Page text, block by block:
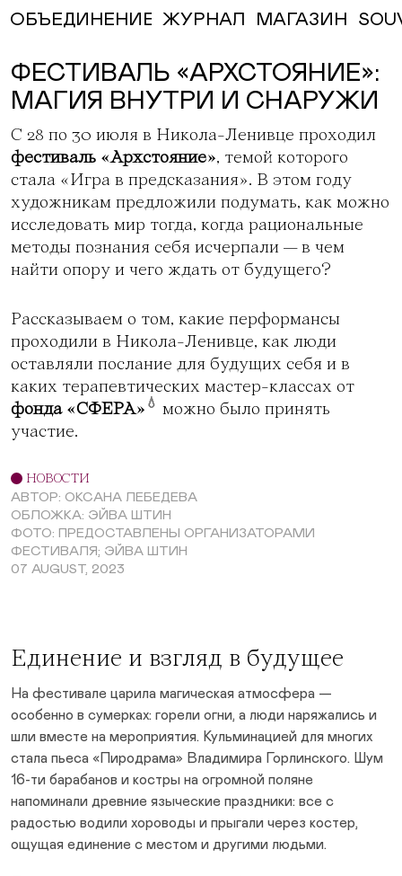
ОБЪЕДИНЕНИЕ ЖУРНАЛ МАГАЗИН
ФЕСТИВАЛЬ «АРХСТОЯНИЕ»:
МАГИЯ ВНУТРИ И СНАРУЖИ
НОВОСТИ
АВТОР: ОКСАНА ЛЕБЕДЕВА
ОБЛОЖКА: ЭЙВА ШТИН
ФОТО: ПРЕДОСТАВЛЕНЫ ОРГАНИЗАТОРАМИ
ФЕСТИВАЛЯ; ЭЙВА ШТИН
07 AUGUST, 2023
С 28 по 30 июля в Никола-Ленивце проходил
фестиваль «Архстояние», темой которого
стала «Игра в предсказания». В этом году
художникам предложили подумать, как можно
исследовать мир тогда, когда рациональные
методы познания себя исчерпали — в чем
найти опору и чего ждать от будущего?
Рассказываем о том, какие перформансы
проходили в Никола-Ленивце, как люди
оставляли послание для будущих себя и в
каких терапевтических мастер-классах от
фонда«СФЕРА» 💧 можно было принять
участие.
Единение и взгляд в будущее
На фестивале царила магическая атмосфера —
особенно в сумерках: горели огни, а люди наряжались и
шли вместе на мероприятия. Кульминацией для многих
стала пьеса «Пиродрама» Владимира Горлинского. Шум
16-ти барабанов и костры на огромной поляне
напоминали древние языческие праздники: все с
радостью водили хороводы и прыгали через костер,
ощущая единение с местом и другими людьми.